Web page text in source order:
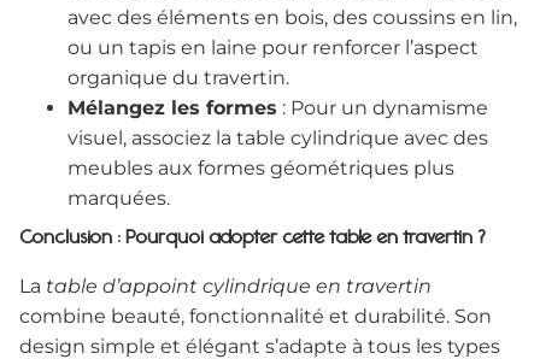
avec des éléments en bois, des coussins en lin,
ou un tapis en laine pour renforcer l’aspect
organique du travertin.
Mélangez les formes : Pour un dynamisme
visuel, associez la table cylindrique avec des
meubles aux formes géométriques plus
marquées.
Conclusion : Pourquoi adopter cette table en travertin ?
La table d’appoint cylindrique en travertin
combine beauté, fonctionnalité et durabilité. Son
design simple et élégant s’adapte à tous les types